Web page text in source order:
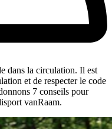
dans la circulation. Il est
et de respecter le code
7 conseils pour
vanRaam.